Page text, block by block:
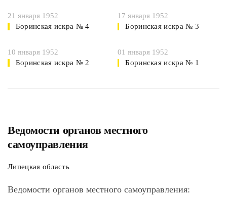
21 января 1952
Боринская искра № 4
17 января 1952
Боринская искра № 3
10 января 1952
Боринская искра № 2
01 января 1952
Боринская искра № 1
Ведомости органов местного
самоуправления
Липецкая область
Ведомости органов местного самоуправления: